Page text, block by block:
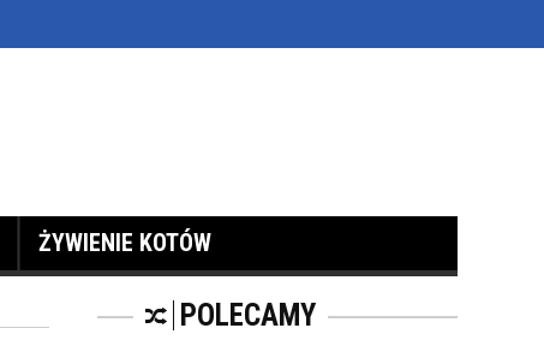
ŻYWIENIE KOTÓW
POLECAMY
WAKACYJNY WYJAZD